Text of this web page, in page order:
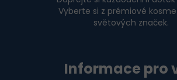
Vyberte si z prémiové
světových značek.
Informace pro